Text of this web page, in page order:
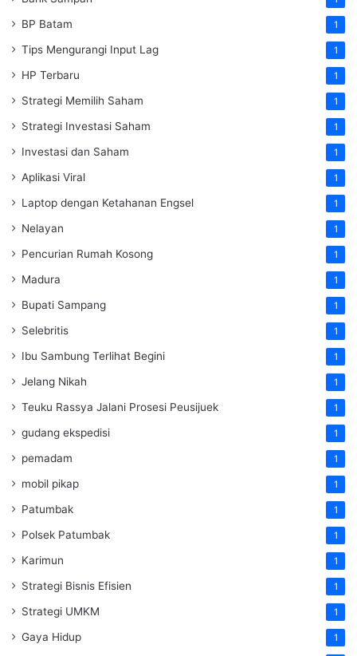
BP Batam 1
Tips Mengurangi Input Lag 1
HP Terbaru 1
Strategi Memilih Saham 1
Strategi Investasi Saham 1
Investasi dan Saham 1
Aplikasi Viral 1
Laptop dengan Ketahanan Engsel 1
Nelayan 1
Pencurian Rumah Kosong 1
Madura 1
Bupati Sampang 1
Selebritis 1
Ibu Sambung Terlihat Begini 1
Jelang Nikah 1
Teuku Rassya Jalani Prosesi Peusijuek 1
gudang ekspedisi 1
pemadam 1
mobil pikap 1
Patumbak 1
Polsek Patumbak 1
Karimun 1
Strategi Bisnis Efisien 1
Strategi UMKM 1
Gaya Hidup 1